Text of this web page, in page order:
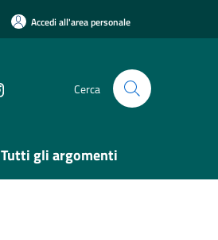
Accedi all'area personale
Cerca
Tutti gli argomenti